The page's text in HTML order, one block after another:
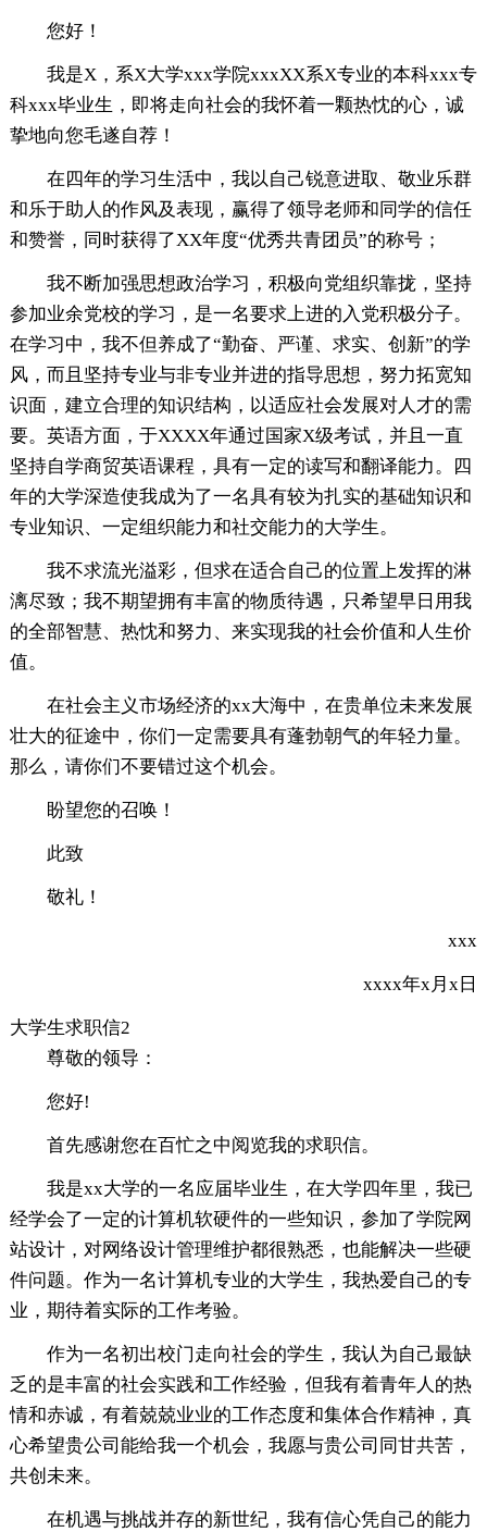
您好！
我是X，系X大学xxx学院xxxXX系X专业的本科xxx专
科xxx毕业生，即将走向社会的我怀着一颗热忱的心，诚
挚地向您毛遂自荐！
在四年的学习生活中，我以自己锐意进取、敬业乐群
和乐于助人的作风及表现，赢得了领导老师和同学的信任
和赞誉，同时获得了XX年度“优秀共青团员”的称号；
我不断加强思想政治学习，积极向党组织靠拢，坚持
参加业余党校的学习，是一名要求上进的入党积极分子。
在学习中，我不但养成了“勤奋、严谨、求实、创新”的学
风，而且坚持专业与非专业并进的指导思想，努力拓宽知
识面，建立合理的知识结构，以适应社会发展对人才的需
要。英语方面，于XXXX年通过国家X级考试，并且一直
坚持自学商贸英语课程，具有一定的读写和翻译能力。四
年的大学深造使我成为了一名具有较为扎实的基础知识和
专业知识、一定组织能力和社交能力的大学生。
我不求流光溢彩，但求在适合自己的位置上发挥的淋
漓尽致；我不期望拥有丰富的物质待遇，只希望早日用我
的全部智慧、热忱和努力、来实现我的社会价值和人生价
值。
在社会主义市场经济的xx大海中，在贵单位未来发展
壮大的征途中，你们一定需要具有蓬勃朝气的年轻力量。
那么，请你们不要错过这个机会。
盼望您的召唤！
此致
敬礼！
xxx
xxxx年x月x日
大学生求职信2
尊敬的领导：
您好!
首先感谢您在百忙之中阅览我的求职信。
我是xx大学的一名应届毕业生，在大学四年里，我已
经学会了一定的计算机软硬件的一些知识，参加了学院网
站设计，对网络设计管理维护都很熟悉，也能解决一些硬
件问题。作为一名计算机专业的大学生，我热爱自己的专
业，期待着实际的工作考验。
作为一名初出校门走向社会的学生，我认为自己最缺
乏的是丰富的社会实践和工作经验，但我有着青年人的热
情和赤诚，有着兢兢业业的工作态度和集体合作精神，真
心希望贵公司能给我一个机会，我愿与贵公司同甘共苦，
共创未来。
在机遇与挑战并存的新世纪，我有信心凭自己的能力